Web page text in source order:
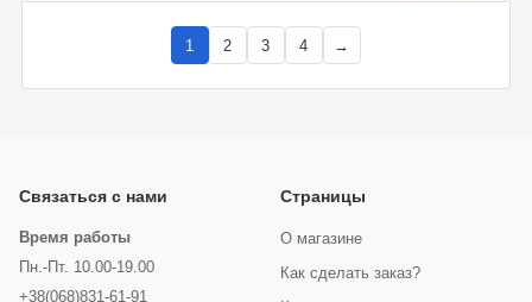
1 2 3 4 →
Связаться с нами
Время работы
Пн.-Пт. 10.00-19.00
+38(068)831-61-91
Страницы
О магазине
Как сделать заказ?